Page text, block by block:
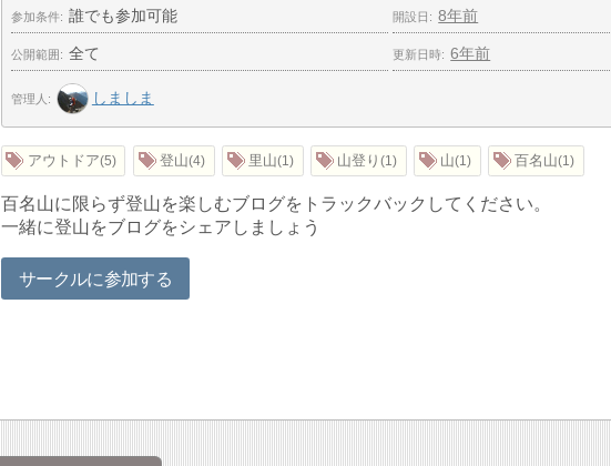
参加条件 誰でも参加可能 開設日 8年前
公開範囲 全て 更新日時 6年前
管理人 しましま
アウトドア 5 登山 4 里山 1 山登り 1 山 1 百名山 1
百名山に限らず登山を楽しむブログをトラックバックしてください。
一緒に登山をブログをシェアしましょう
サークルに参加する